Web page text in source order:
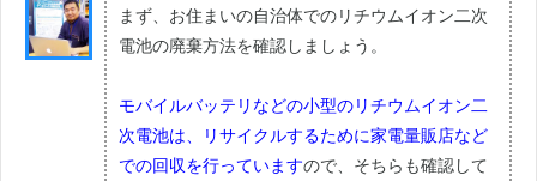
まず、お住まいの自治体でのリチウムイオン二次
電池の廃棄方法を確認しましょう。
モバイルバッテリなどの小型のリチウムイオン二
次電池は、リサイクルするために家電量販店など
での回収を行っていますので、そちらも確認して